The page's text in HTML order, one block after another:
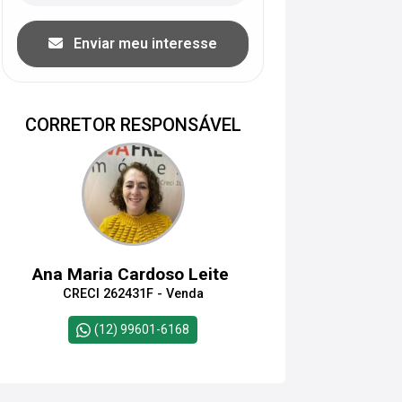
Enviar meu interesse
CORRETOR RESPONSÁVEL
Ana Maria Cardoso Leite
CRECI 262431F - Venda
(12) 99601-6168